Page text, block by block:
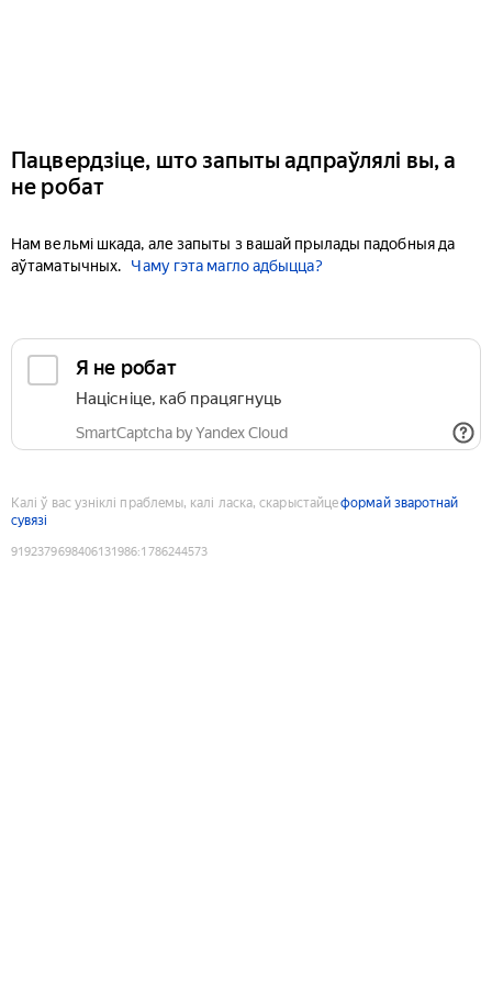
Пацвердзіце, што запыты адпраўлялі вы, а
не робат
Нам вельмі шкада, але запыты з вашай прылады падобныя да
аўтаматычных.
Чаму гэта магло адбыцца?
Я не робат
Націсніце, каб працягнуць
SmartCaptcha by Yandex Cloud
Калі ў вас узніклі праблемы, калі ласка, скарыстайцеформай зваротнай
сувязі
9192379698406131986:1786244573